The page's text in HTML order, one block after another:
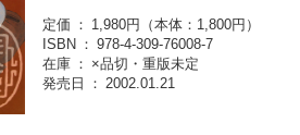
定価
1,980円（本体：1,800円）
ISBN
978-4-309-76008-7
在庫
×品切・重版未定
発売日
2002.01.21